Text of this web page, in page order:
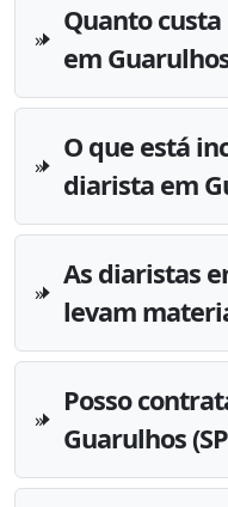
Quanto
em Guarulhos
O que está
diarista em
As diaristas
levam
Posso
Guarulhos